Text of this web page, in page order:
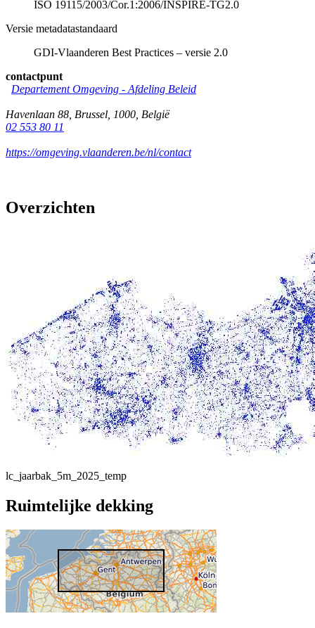
ISO 19115/2003/Cor.1:2006/INSPIRE-TG2.0
Versie metadatastandaard
GDI-Vlaanderen Best Practices – versie 2.0
contactpunt
Departement Omgeving - Afdeling Beleid
Havenlaan 88 Brussel 1000 België
02 553 80 11
https://omgeving.vlaanderen.be/nl/contact
Overzichten
lc_jaarbak_5m_2025_temp
Ruimtelijke dekking